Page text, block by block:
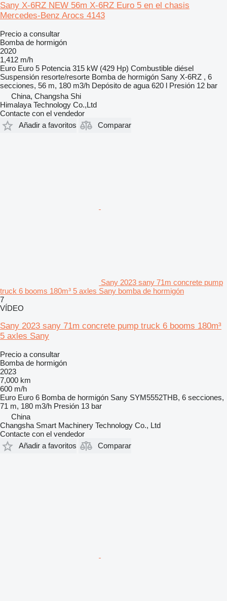
Sany X-6RZ NEW 56m X-6RZ Euro 5 en el chasis
Mercedes-Benz Arocs 4143
Precio a consultar
Bomba de hormigón
2020
1,412 m/h
Euro Euro 5 Potencia 315 kW (429 Hp) Combustible diésel
Suspensión resorte/resorte Bomba de hormigón Sany X-6RZ , 6
secciones, 56 m, 180 m3/h Depósito de agua 620 l Presión 12 bar
China, Changsha Shi
Himalaya Technology Co.,Ltd
Contacte con el vendedor
Añadir a favoritos
Comparar
Sany 2023 sany 71m concrete pump
truck 6 booms 180m³ 5 axles Sany bomba de hormigón
7
VÍDEO
Sany 2023 sany 71m concrete pump truck 6 booms 180m³
5 axles Sany
Precio a consultar
Bomba de hormigón
2023
7,000 km
600 m/h
Euro Euro 6 Bomba de hormigón Sany SYM5552THB, 6 secciones,
71 m, 180 m3/h Presión 13 bar
China
Changsha Smart Machinery Technology Co., Ltd
Contacte con el vendedor
Añadir a favoritos
Comparar